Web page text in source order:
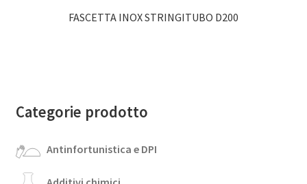
FASCETTA INOX STRINGITUBO D200
Categorie prodotto
Antinfortunistica e DPI